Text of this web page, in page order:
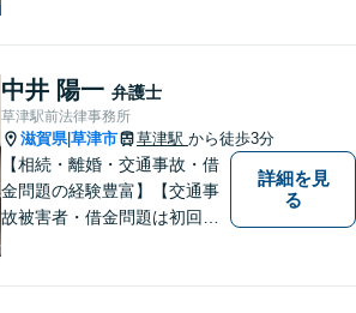
い合わせください。
中井 陽一 弁護士
草津駅前法律事務所
滋賀県|草津市 草津駅 から徒歩3分
【相続・離婚・交通事故・借
金問題の経験豊富】【交通事
故被害者・借金問題は初回相
詳細を見
る